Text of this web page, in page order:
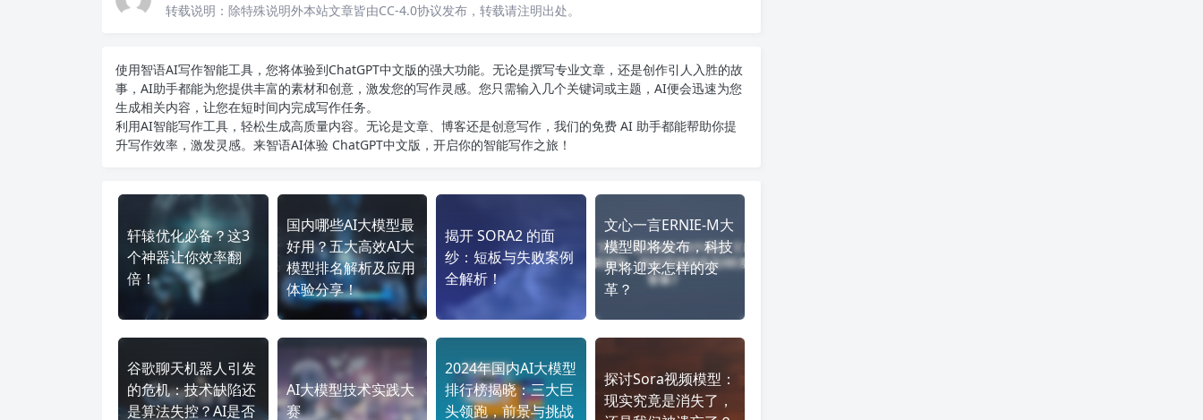
转载说明： 除特殊说明外本站文章皆由CC-4.0协议发布，转载请注明出处。
使用智语AI写作智能工具，您将体验到ChatGPT中文版的强大功能。无论是撰写专业文章，还是创作引人入胜的故
事，AI助手都能为您提供丰富的素材和创意，激发您的写作灵感。您只需输入几个关键词或主题，AI便会迅速为您
生成相关内容，让您在短时间内完成写作任务。
利用AI智能写作工具，轻松生成高质量内容。无论是文章、博客还是创意写作，我们的免费 AI 助手都能帮助你提
升写作效率，激发灵感。来智语AI体验 ChatGPT中文版 ，开启你的智能写作之旅！
轩辕优化必备？这3
个神器让你效率翻
倍！
国内哪些AI大模型最
好用？五大高效AI大
模型排名解析及应用
体验分享！
揭开 SORA2 的面
纱：短板与失败案例
全解析！
文心一言ERNIE-M大
模型即将发布，科技
界将迎来怎样的变
革？
谷歌聊天机器人引发
的危机：技术缺陷还
是算法失控？AI是否
AI大模型技术实践大
赛
2024年国内AI大模型
排行榜揭晓：三大巨
头领跑，前景与挑战
探讨Sora视频模型：
现实究竟是消失了，